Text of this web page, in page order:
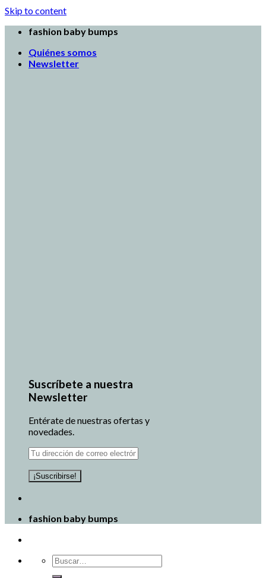
Skip to content
fashion baby bumps
Quiénes somos
Newsletter
Suscríbete a nuestra
Newsletter
Entérate de nuestras ofertas y
novedades.
fashion baby bumps